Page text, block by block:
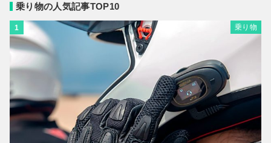
乗り物の人気記事TOP10
1 乗り物